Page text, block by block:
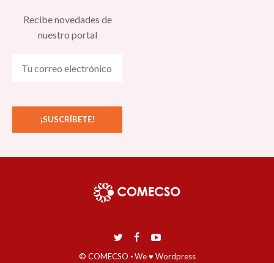
Recibe novedades de
nuestro portal
© COMECSO ·We ♥ Wordpress